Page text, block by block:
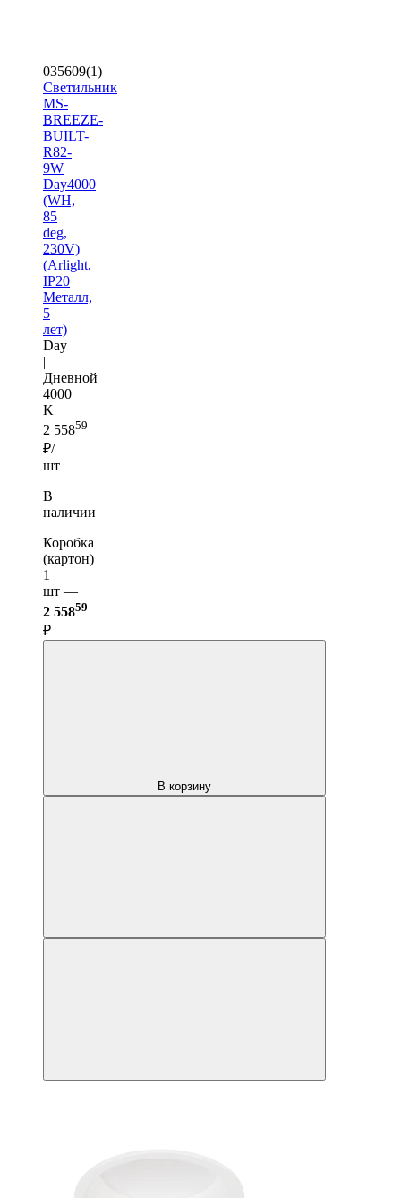
035609(1)
Светильник
MS-
BREEZE-
BUILT-
R82-
9W
Day4000
(WH,
85
deg,
230V)
(Arlight,
IP20
Металл,
5
лет)
Day
|
Дневной
4000
K
2 55859
₽/
шт
В
наличии
Коробка
(картон)
1
шт —
2 55859
₽
В корзину